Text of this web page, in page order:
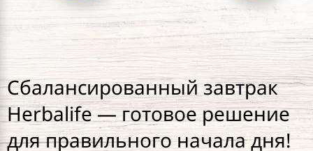
Сбалансированный завтрак
Herbalife — готовое решение
для правильного начала дня!